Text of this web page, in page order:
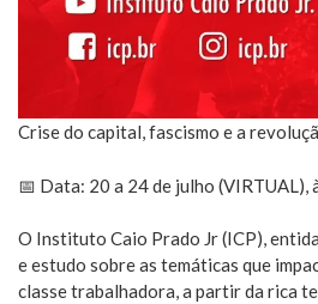
Crise do capital, fascismo e a
📅 Data: 20 a 24 de julho (VIRTUAL),
O Instituto Caio Prado Jr (ICP),
e estudo sobre as temáticas que
classe trabalhadora, a partir da rica